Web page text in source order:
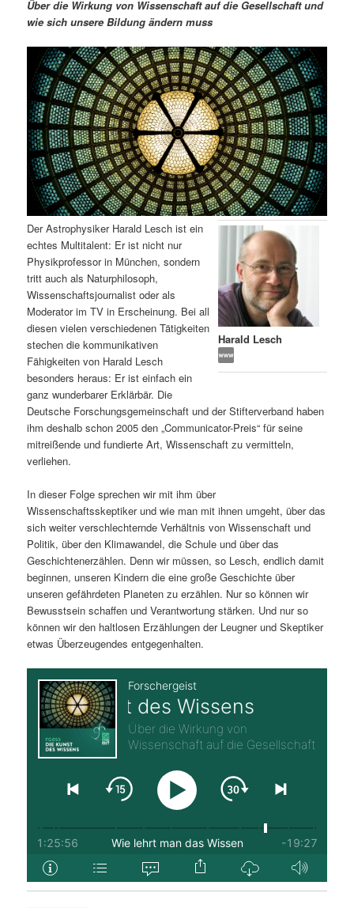
r
e
n
I
n
h
a
l
t
s
p
r
n
g
e
n
d
ä
r
e
n
I
n
h
a
l
t
s
r
i
n
g
e
n
n
a
a
t
i
o
n
Über die Wirkung von Wissenschaft auf die Gesellschaft und
wie sich unsere Bildung ändern muss
Harald Lesch
Der Astrophysiker Harald Lesch ist ein
echtes Multitalent: Er ist nicht nur
Physikprofessor in München, sondern
tritt auch als Naturphilosoph,
Wissenschaftsjournalist oder als
Moderator im TV in Erscheinung. Bei all
diesen vielen verschiedenen Tätigkeiten
stechen die kommunikativen
Fähigkeiten von Harald Lesch
besonders heraus: Er ist einfach ein
ganz wunderbarer Erklärbär. Die
Deutsche Forschungsgemeinschaft und der Stifterverband haben
ihm deshalb schon 2005 den „Communicator-Preis“ für seine
mitreißende und fundierte Art, Wissenschaft zu vermitteln,
verliehen.
In dieser Folge sprechen wir mit ihm über
Wissenschaftsskeptiker und wie man mit ihnen umgeht, über das
sich weiter verschlechternde Verhältnis von Wissenschaft und
Politik, über den Klimawandel, die Schule und über das
Geschichtenerzählen. Denn wir müssen, so Lesch, endlich damit
beginnen, unseren Kindern die eine große Geschichte über
unseren gefährdeten Planeten zu erzählen. Nur so können wir
Bewusstsein schaffen und Verantwortung stärken. Und nur so
können wir den haltlosen Erzählungen der Leugner und Skeptiker
etwas Überzeugendes entgegenhalten.